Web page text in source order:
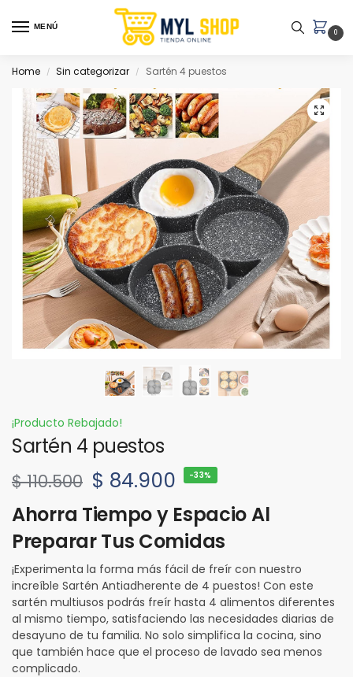
MENÚ
0
Home / Sin categorizar / Sartén 4 puestos
¡Producto Rebajado!
Sartén 4 puestos
$110.500 $ 84.900 -33%
Ahorra Tiempo y Espacio Al
Preparar Tus Comidas
¡Experimenta la forma más fácil de freír con nuestro
increíble Sartén Antiadherente de 4 puestos! Con este
sartén multiusos podrás freír hasta 4 alimentos diferentes
al mismo tiempo, satisfaciendo las necesidades diarias de
desayuno de tu familia. No solo simplifica la cocina, sino
que también hace que el proceso de lavado sea menos
complicado.